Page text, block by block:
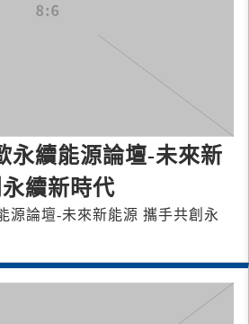
永續能源論壇-未來新
續新時代
-未來新能源 攜手共創永